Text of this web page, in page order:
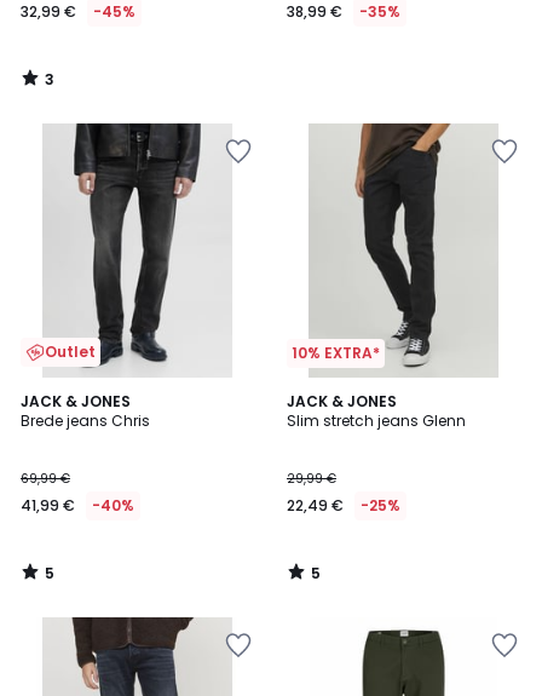
32,99 € -45%
3
/
38,99 € -35%
Outlet
JACK & JONES
Brede jeans Chris
69,99 €
41,99 € -40%
5
/
5
/
10% EXTRA*
JACK & JONES
Slim stretch jeans Glenn
29,99 €
22,49 € -25%
5
/
5
/